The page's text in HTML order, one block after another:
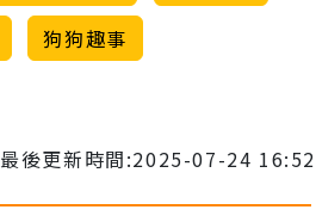
狗狗趣事
最後更新時間:2025-07-24 16:52